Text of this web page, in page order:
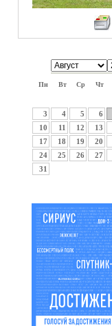
Пн Вт Ср Чт
3
4 5 6
10
11 12 13
17
18 19 20
24
25 26 27
31